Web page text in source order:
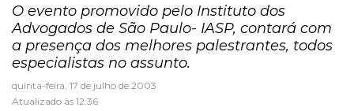
O evento promovido pelo Instituto dos
Advogados de São Paulo- IASP, contará com
a presença dos melhores palestrantes, todos
especialistas no assunto.
quinta-feira, 17 de julho de 2003
Atualizado às 12:36